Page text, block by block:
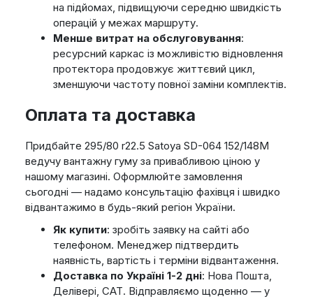
на підйомах, підвищуючи середню швидкість
операцій у межах маршруту.
Менше витрат на обслуговування:
ресурсний каркас із можливістю відновлення
протектора продовжує життєвий цикл,
зменшуючи частоту повної заміни комплектів.
Оплата та доставка
Придбайте 295/80 r22.5 Satoya SD-064 152/148M
ведучу вантажну гуму за привабливою ціною у
нашому магазині. Оформлюйте замовлення
сьогодні — надамо консультацію фахівця і швидко
відвантажимо в будь-який регіон України.
Як купити: зробіть заявку на сайті або
телефоном. Менеджер підтвердить
наявність, вартість і терміни відвантаження.
Доставка по Україні 1-2 дні: Нова Пошта,
Делівері, САТ. Відправляємо щоденно — у